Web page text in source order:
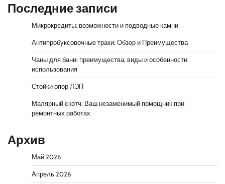
Последние записи
Микрокредиты: возможности и подводные камни
Антипробуксовочные траки: Обзор и Преимущества
Чаны для бани: преимущества, виды и особенности
использования
Стойки опор ЛЭП
Малярный скотч: Ваш незаменимый помощник при
ремонтных работах
Архив
Май 2026
Апрель 2026